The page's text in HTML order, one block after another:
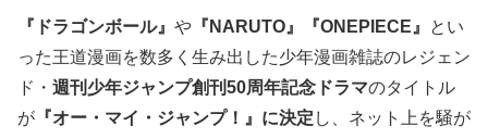
『ドラゴンボール』 や 『NARUTO』『ONEPIECE』
とい
った王道漫画を数多く生み出した少年漫画雑誌のレジェン
ド・ 週刊少年ジャンプ創刊50周年記念ドラマのタイトル
が 『オー・マイ・ジャンプ！』に決定 し、ネット上を騒が